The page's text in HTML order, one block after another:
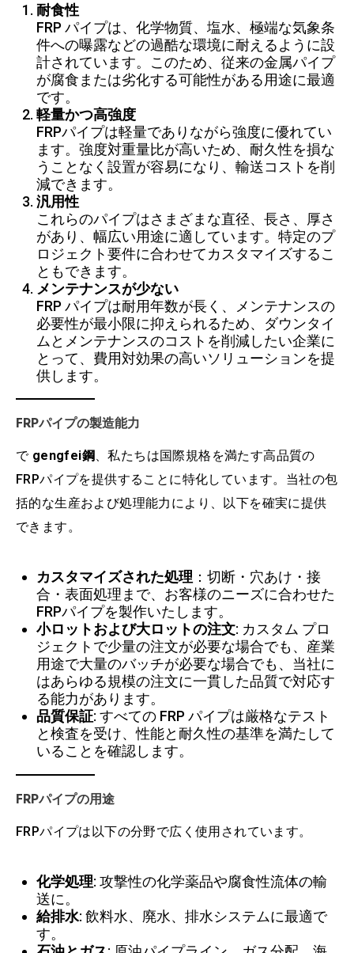
耐食性
FRP パイプは、化学物質、塩水、極端な気象条
件への曝露などの過酷な環境に耐えるように設
計されています。このため、従来の金属パイプ
が腐食または劣化する可能性がある用途に最適
です。
軽量かつ高強度
FRPパイプは軽量でありながら強度に優れてい
ます。強度対重量比が高いため、耐久性を損な
うことなく設置が容易になり、輸送コストを削
減できます。
汎用性
これらのパイプはさまざまな直径、長さ、厚さ
があり、幅広い用途に適しています。特定のプ
ロジェクト要件に合わせてカスタマイズするこ
ともできます。
メンテナンスが少ない
FRP パイプは耐用年数が長く、メンテナンスの
必要性が最小限に抑えられるため、ダウンタイ
ムとメンテナンスのコストを削減したい企業に
とって、費用対効果の高いソリューションを提
供します。
FRPパイプの製造能力
で gengfei鋼 、私たちは国際規格を満たす高品質の
FRPパイプを提供することに特化しています。当社の包
括的な生産および処理能力により、以下を確実に提供
できます。
カスタマイズされた処理 ：切断・穴あけ・接
合・表面処理まで、お客様のニーズに合わせた
FRPパイプを製作いたします。
小ロットおよび大ロットの注文: カスタム プロ
ジェクトで少量の注文が必要な場合でも、産業
用途で大量のバッチが必要な場合でも、当社に
はあらゆる規模の注文に一貫した品質で対応す
る能力があります。
品質保証: すべての FRP パイプは厳格なテスト
と検査を受け、性能と耐久性の基準を満たして
いることを確認します。
FRPパイプの用途
FRPパイプは以下の分野で広く使用されています。
化学処理: 攻撃性の化学薬品や腐食性流体の輸
送に。
給排水: 飲料水、廃水、排水システムに最適で
す。